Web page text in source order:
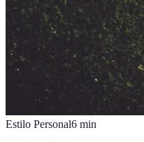
Estilo Personal6 min